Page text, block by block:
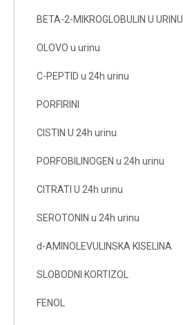
BETA-2-MIKROGLOBULIN U URINU
OLOVO u urinu
C-PEPTID u 24h urinu
PORFIRINI
CISTIN U 24h urinu
PORFOBILINOGEN u 24h urinu
CITRATI U 24h urinu
SEROTONIN u 24h urinu
d-AMINOLEVULINSKA KISELINA
SLOBODNI KORTIZOL
FENOL